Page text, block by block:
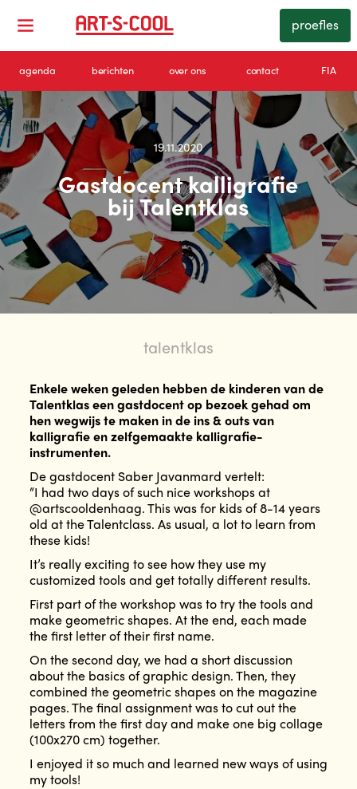
proefles
agenda berichten over ons contact FIA
19.11.2020
Gastdocent kalligrafie
bij Talentklas
talentklas
Enkele weken geleden hebben de kinderen van de
Talentklas een gastdocent op bezoek gehad om
hen wegwijs te maken in de ins & outs van
kalligrafie en zelfgemaakte kalligrafie-
instrumenten.
De gastdocent Saber Javanmard vertelt:
“I had two days of such nice workshops at
@artscooldenhaag. This was for kids of 8-14 years
old at the Talentclass. As usual, a lot to learn from
these kids!
It’s really exciting to see how they use my
customized tools and get totally different results.
First part of the workshop was to try the tools and
make geometric shapes. At the end, each made
the first letter of their first name.
On the second day, we had a short discussion
about the basics of graphic design. Then, they
combined the geometric shapes on the magazine
pages. The final assignment was to cut out the
letters from the first day and make one big collage
(100x270 cm) together.
I enjoyed it so much and learned new ways of using
my tools!